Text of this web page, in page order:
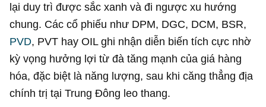
lại duy trì được sắc xanh và đi ngược xu hướng
chung. Các cổ phiếu như DPM, DGC, DCM, BSR,
PVD, PVT hay OIL ghi nhận diễn biến tích cực nhờ
kỳ vọng hưởng lợi từ đà tăng mạnh của giá hàng
hóa, đặc biệt là năng lượng, sau khi căng thẳng địa
chính trị tại Trung Đông leo thang.